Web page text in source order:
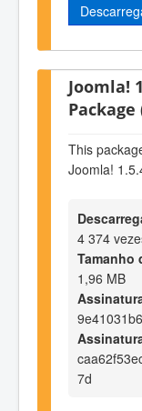
Joomla!
This
Joomla!
4 374
Tamanho
1,96 MB
7d